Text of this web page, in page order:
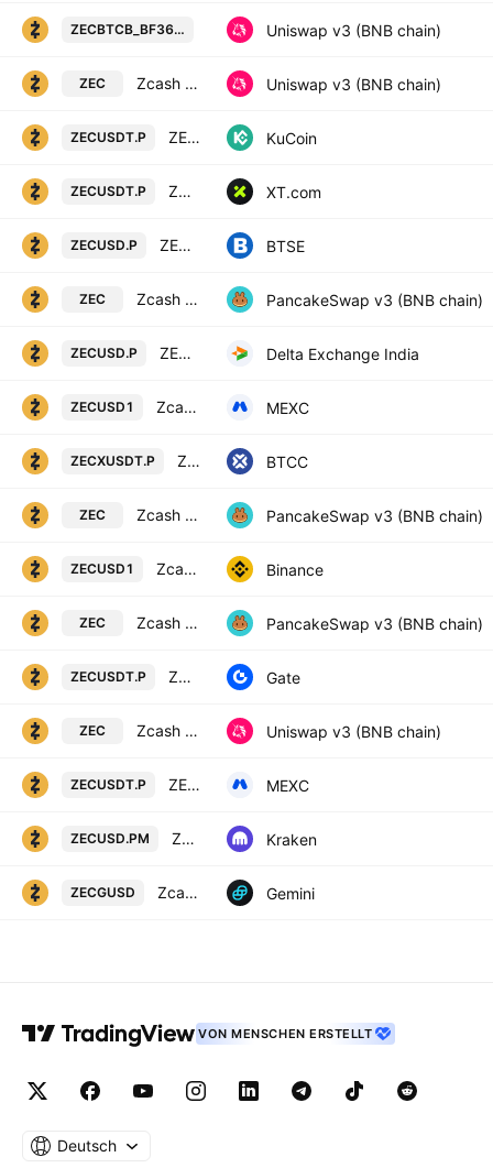
ZECBTCB_BF3693 Zcash Token / BTCB Token on BSC
Uniswap v3 (BNB chain)
ZEC Zcash Token / WBNB Uniswap v3 (BNB chain)
ZECUSDT.P ZEC/Tether Perpetual Contract KuCoin
ZECUSDT.P ZCASH/USDT PERPETUAL SWAP CONTRACT XT.com
ZECUSD.P ZECUSD Futures Contract (Perpetual) BTSE
ZEC Zcash Token / BTCB Token PancakeSwap v3 (BNB chain)
ZECUSD.P ZEC perpetual future quoted in USD Delta Exchange India
ZECUSD1 Zcash / USD1 MEXC
ZECXUSDT.P ZECX vs Tether USD PERPETUAL CONTRACT BTCC
ZEC Zcash Token / USDT PancakeSwap v3 (BNB chain)
ZECUSD1 Zcash / USD1 Binance
ZEC Zcash Token / WBNB PancakeSwap v3 (BNB chain)
ZECUSDT.P ZCASH / TETHERUS PERPETUAL CONTRACT Gate
ZEC Zcash Token / USDT Uniswap v3 (BNB chain)
ZECUSDT.P ZEC / Tether PERPETUAL FUTURES MEXC
ZECUSD.PM ZECUSD Multi Collateral Perpetual Futures Contract Kraken
ZECGUSD Zcash / Gemini Dollar Gemini
VON MENSCHEN ERSTELLT
Deutsch